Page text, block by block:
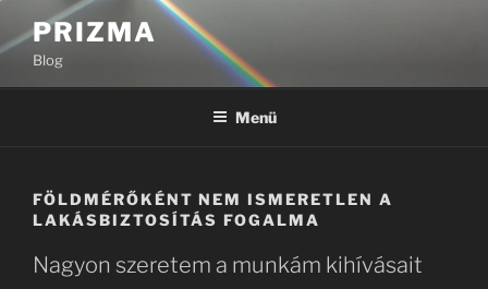
Tartalomhoz
PRIZMA
Blog
Menü
FÖLDMÉRŐKÉNT NEM ISMERETLEN A
LAKÁSBIZTOSÍTÁS FOGALMA
Nagyon szeretem a munkám kihívásait